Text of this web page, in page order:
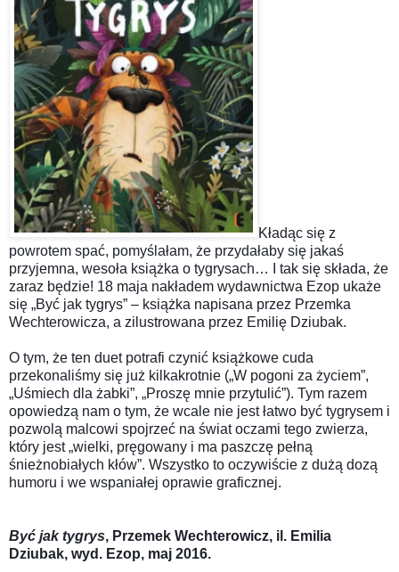
Kładąc się z
powrotem spać, pomyślałam, że przydałaby się jakaś
przyjemna, wesoła książka o tygrysach… I tak się składa, że
zaraz będzie! 18 maja nakładem wydawnictwa Ezop ukaże
się „Być jak tygrys” – książka napisana przez Przemka
Wechterowicza, a zilustrowana przez Emilię Dziubak.
O tym, że ten duet potrafi czynić książkowe cuda
przekonaliśmy się już kilkakrotnie („W pogoni za życiem”,
„Uśmiech dla żabki”, „Proszę mnie przytulić”). Tym razem
opowiedzą nam o tym, że wcale nie jest łatwo być tygrysem i
pozwolą malcowi spojrzeć na świat oczami tego zwierza,
który jest „wielki, pręgowany i ma paszczę pełną
śnieżnobiałych kłów”. Wszystko to oczywiście z dużą dozą
humoru i we wspaniałej oprawie graficznej.
Być jak tygrys, Przemek Wechterowicz, il. Emilia
Dziubak, wyd. Ezop, maj 2016.